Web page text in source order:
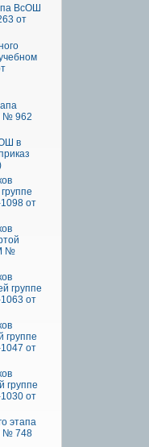
ВсОШ
от
№ 962
в
от
№
группе
от
группе
от
группе
от
этапа
№ 748